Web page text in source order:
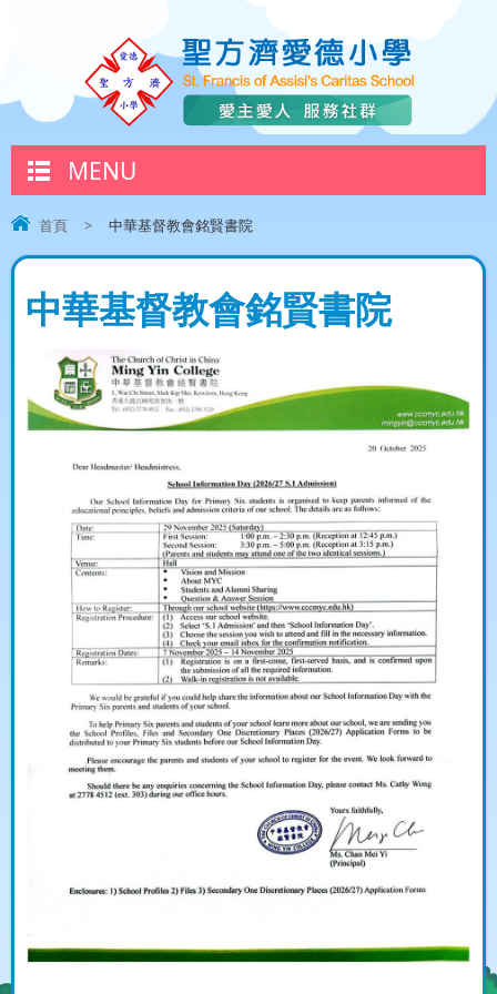
MENU
首頁 > 中華基督教會銘賢書院
中華基督教會銘賢書院